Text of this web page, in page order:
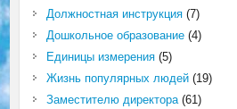
Должностная инструкция(7)
Дошкольное образование(4)
Единицы измерения(5)
Жизнь популярных людей(19)
Заместителю директора(61)